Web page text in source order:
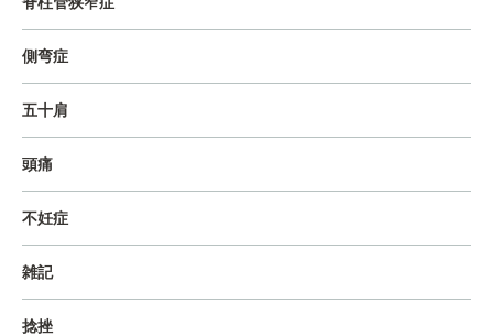
側弯症
五十肩
頭痛
不妊症
雑記
捻挫